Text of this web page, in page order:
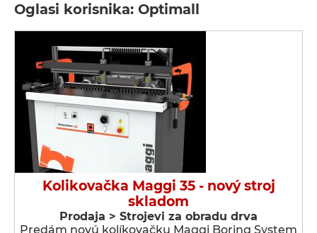
Oglasi korisnika: Optimall
Kolikovačka Maggi 35 - nový stroj
skladom
Prodaja > Strojevi za obradu drva
Predám novú kolíkovačku Maggi Boring System